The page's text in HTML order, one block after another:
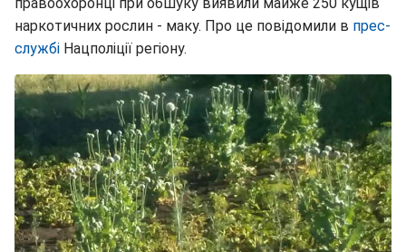
наркотичних рослин - маку. Про це повідомили в прес-
службі Нацполіції регіону.